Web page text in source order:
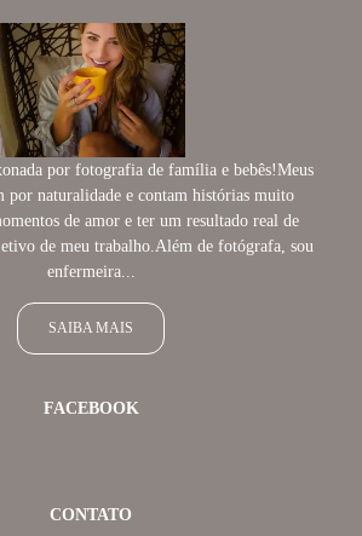
por fotografia de família e bebês!Meus
por naturalidade e contam histórias muito
de amor e ter um resultado real de
de meu trabalho.Além de fotógrafa, sou
enfermeira...
SAIBA MAIS
FACEBOOK
CONTATO